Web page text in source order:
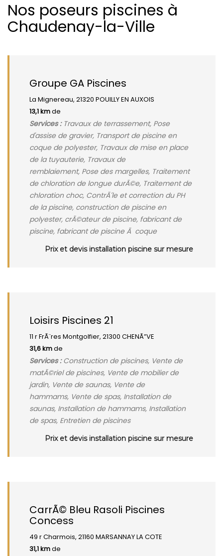
Nos poseurs piscines à
Chaudenay-la-Ville
Groupe GA Piscines
La Mignereau, 21320 POUILLY EN AUXOIS
13,1 kmde
Services :Travaux de terrassement, Pose
d'assise de gravier, Transport de piscine en
coque de polyester, Travaux de mise en place
de la tuyauterie, Travaux de
remblaiement, Pose des margelles, Traitement
de chloration de longue durÃ©e, Traitement de
chloration choc, ContrÃ´le et correction du PH
de la piscine, construction de piscine en
polyester, crÃ©ateur de piscine, fabricant de
piscine, fabricant de piscine Ã coque
Prix et devis installation piscine sur mesure
Loisirs Piscines 21
11 r FrÃ¨res Montgolfier, 21300 CHENÃ”VE
31,6 kmde
Services :Construction de piscines, Vente de
matÃ©riel de piscines, Vente de mobilier de
jardin, Vente de saunas, Vente de
hammams, Vente de spas, Installation de
saunas, Installation de hammams, Installation
de spas, Entretien de piscines
Prix et devis installation piscine sur mesure
CarrÃ© Bleu Rasoli Piscines
Concess
49 r Charmois, 21160 MARSANNAY LA COTE
31,1 kmde